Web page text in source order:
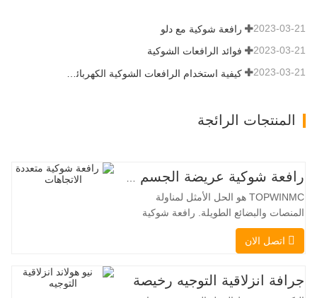
رافعة شوكية مع دلو 2023-03-21
فوائد الرافعات الشوكية 2023-03-21
2023-03-21
المنتجات الرائجة
TOPWINMC هو الحل الأمثل لمناولة
المنصات والبضائع الطويلة. رافعة شوكية
ثنائية الاستخدام، تجمع بين مزايا الرافعة
الشوكية والرافعة الجانبية. محركها الكهربائي
بزاوية 360 درجة، يُمكّنان من تغيير الاتجاه
بسلاسة دون انقطاع في تدفق الحمولة، مما
اتصل الان
جرافة انزلاقية التوجيه رخيصة